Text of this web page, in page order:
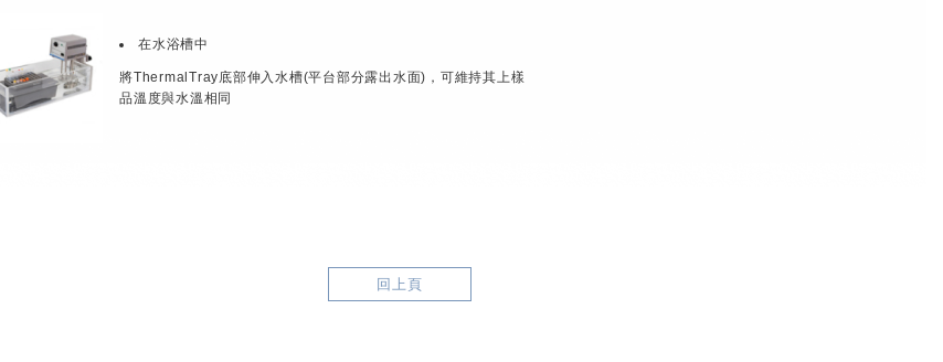
在水浴槽中
將ThermalTray底部伸入水槽(平台部分露出水面)，可維持其上樣
品溫度與水溫相同
回上頁